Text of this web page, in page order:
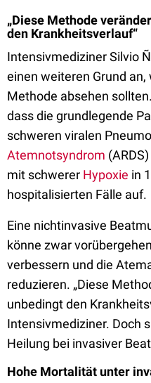
„Diese Methode
den Krankheitsverlauf“
Intensivmediziner Silvio
einen weiteren Grund
Methode absehen
dass die grundlegende
schweren viralen
Atemnotsyndrom
mit schwerer Hypoxie in
hospitalisierten Fälle auf.
Eine nichtinvasive
könne zwar
verbessern und die
reduzieren. „Diese
unbedingt den
Intensivmediziner. Doch
Heilung bei invasiver
Hohe Mortalität unter